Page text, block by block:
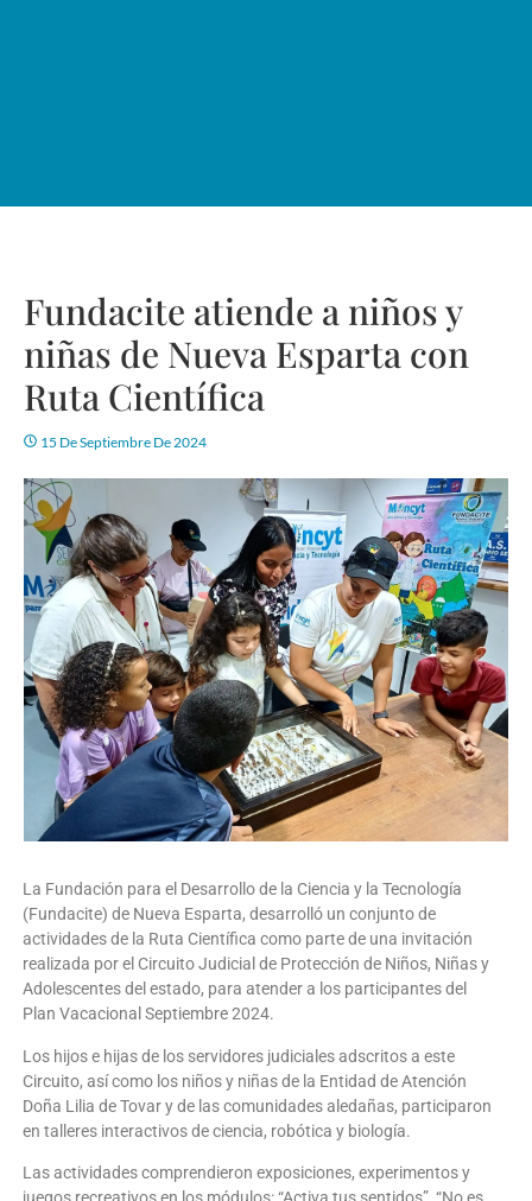
Fundacite atiende a niños y
niñas de Nueva Esparta con
Ruta Científica
15 De Septiembre De 2024
La Fundación para el Desarrollo de la Ciencia y la Tecnología
(Fundacite) de Nueva Esparta, desarrolló un conjunto de
actividades de la Ruta Científica como parte de una invitación
realizada por el Circuito Judicial de Protección de Niños, Niñas y
Adolescentes del estado, para atender a los participantes del
Plan Vacacional Septiembre 2024.
Los hijos e hijas de los servidores judiciales adscritos a este
Circuito, así como los niños y niñas de la Entidad de Atención
Doña Lilia de Tovar y de las comunidades aledañas, participaron
en talleres interactivos de ciencia, robótica y biología.
Las actividades comprendieron exposiciones, experimentos y